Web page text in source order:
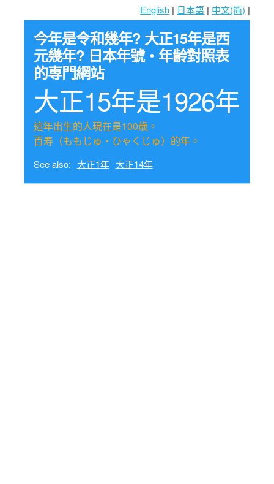
English | 日本語 | 中文(简) |
今年是令和幾年? 大正15年是西
元幾年? 日本年號・年齢對照表
的専門網站
大正15年是1926年
這年出生的人現在是100歳。
百寿（ももじゅ・ひゃくじゅ）的年。
See also: 大正1年 大正14年